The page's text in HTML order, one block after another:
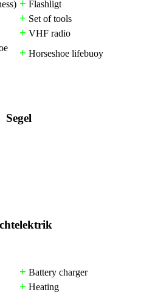
+ Flashligt
+ Set of tools
+ VHF radio
+ Horseshoe lifebuoy
Segel
+ Battery charger
+ Heating